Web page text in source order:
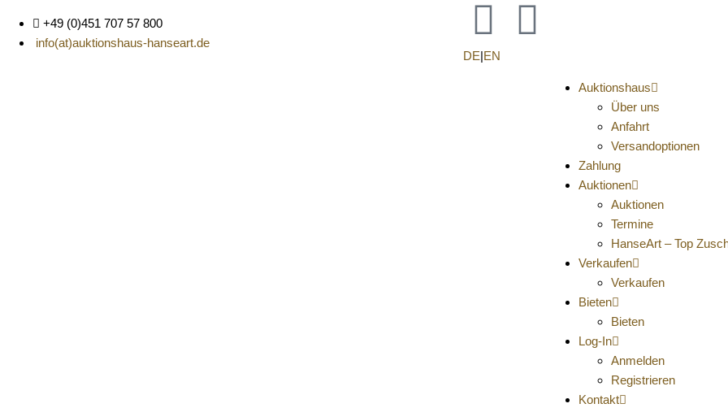
Inhalt
springen
+49 (0)451 707 57 800
info(at)auktionshaus-hanseart.de
F
a
I
DE|EN
Auktionshaus
Über uns
Anfahrt
Versandoptionen
Zahlung
Auktionen
Auktionen
Termine
HanseArt – Top
Verkaufen
Verkaufen
Bieten
Bieten
Log-In
Anmelden
Registrieren
Kontakt